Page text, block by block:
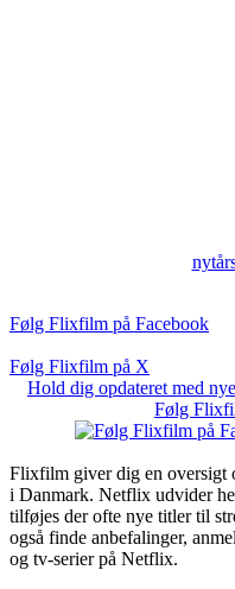
Følg Flixfilm på Facebook
Følg Flixfilm på X
Hold dig opdateret med
Følg
Flixfilm giver dig en oversigt
i Danmark. Netflix udvider
tilføjes der ofte nye titler til
også finde anbefalinger,
og tv-serier på Netflix.